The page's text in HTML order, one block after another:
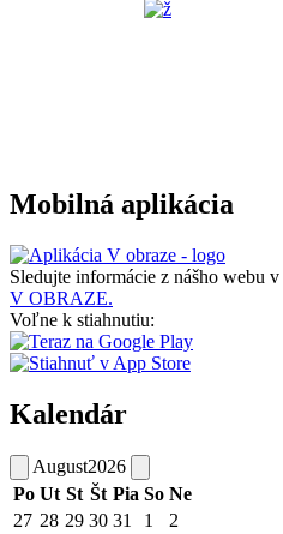
Mobilná aplikácia
Sledujte informácie z nášho webu v
V OBRAZE.
Voľne k stiahnutiu:
Kalendár
August2026
Po Ut St Št Pia So Ne
27 28 29 30 31 1
2